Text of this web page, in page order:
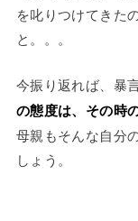
を叱りつけてきた
と。。。
今振り返れば、暴
の態度は、その時
母親もそんな自分
しょう。